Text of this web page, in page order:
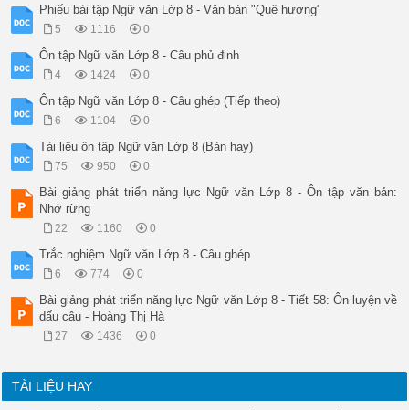
Câu 3: Ý nghĩ, tâm trạng (đặc biệt là thái độ đối với việc
Câu 5: Từ nội dung, ý nghĩa của văn bản, em có liên hệ gì
Phiếu bài tập Ngữ văn Lớp 8 - Văn bản "Quê hương"
5 1116 0
Ôn tập Ngữ văn Lớp 8 - Câu phủ định
4 1424 0
Ôn tập Ngữ văn Lớp 8 - Câu ghép (Tiếp theo)
6 1104 0
Tài liệu ôn tập Ngữ văn Lớp 8 (Bản hay)
75 950 0
Bài giảng phát triển năng lực Ngữ văn Lớp 8 - Ôn tập văn bản:
Nhớ rừng
22 1160 0
Trắc nghiệm Ngữ văn Lớp 8 - Câu ghép
6 774 0
Bài giảng phát triển năng lực Ngữ văn Lớp 8 - Tiết 58: Ôn luyện về
dấu câu - Hoàng Thị Hà
27 1436 0
TÀI LIỆU HAY